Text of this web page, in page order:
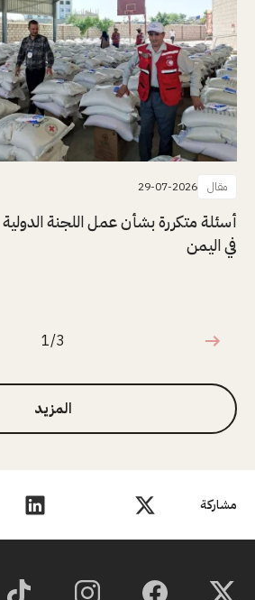
مشاركة
مقال 29-07-2026
أسئلة متكررة بشأن عمل اللجنة الدولية
في اليمن
1 من 3
1/3
المزيد